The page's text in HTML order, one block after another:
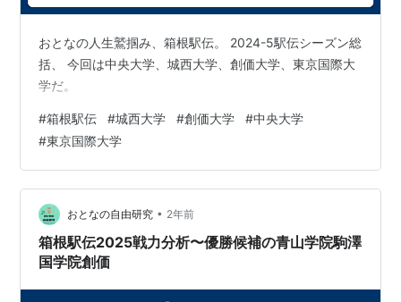
おとなの人生鷲掴み、箱根駅伝。 2024-5駅伝シーズン総
括、 今回は中央大学、城西大学、創価大学、東京国際大
学だ。
#箱根駅伝 #城西大学 #創価大学 #中央大学
#東京国際大学
おとなの自由研究 • 2年前
箱根駅伝2025戦力分析〜優勝候補の青山学院駒澤
国学院創価